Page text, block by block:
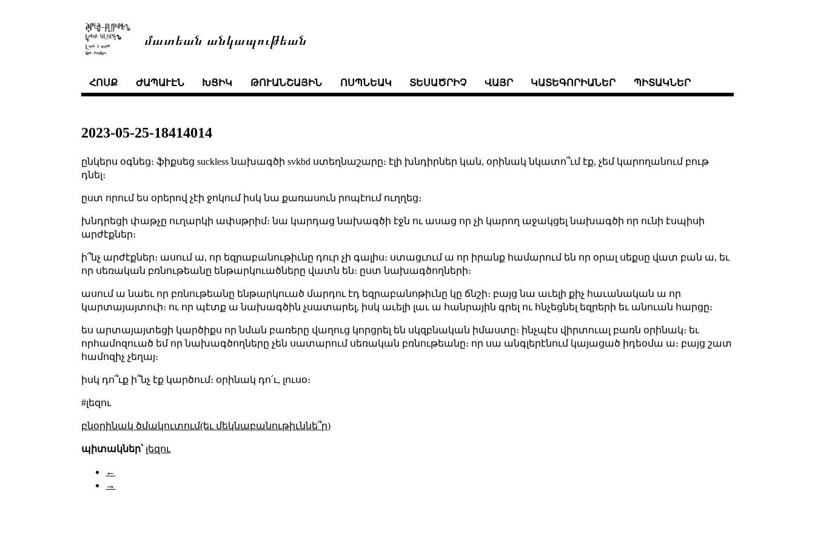
մատեան անկապութեան
ՀՈՍՔ ԺԱՊԱՒԷՆ ԽՑԻԿ ԹՈՒԱՆՇԱՅԻՆ ՈՍՊՆԵԱԿ ՏԵՍԱԾՐԻՉ ՎԱՅՐ ԿԱՏԵԳՈՐԻԱՆԵՐ ՊԻՏԱԿՆԵՐ
2023-05-25-18414014
ընկերս օգնեց։ ֆիքսեց suckless նախագծի svkbd ստեղնաշարը։ էլի խնդիրներ կան, օրինակ նկատո՞ւմ էք, չեմ կարողանում բութ
դնել։
ըստ որում ես օրերով չէի ջոկում իսկ նա քառասուն րոպէում ուղղեց։
խնդրեցի փաթչը ուղարկի ափսթրիմ։ նա կարդաց նախագծի էջն ու ասաց որ չի կարող աջակցել նախագծի որ ունի էսպիսի
արժէքներ։
ի՞նչ արժէքներ։ ասում ա, որ եզրաբանութիւնը դուր չի գալիս։ ստացւում ա որ իրանք համարում են որ օրալ սեքսը վատ բան ա, եւ
որ սեռական բռնութեանը ենթարկուածները վատն են։ ըստ նախագծողների։
ասում ա նաեւ որ բռնութեանը ենթարկուած մարդու էդ եզրաբանոթիւնը կը ճնշի։ բայց նա աւելի քիչ հաւանական ա որ
կարտայայտուի։ ու որ պէտք ա նախագծին չսատարել, իսկ աւելի լաւ ա հանրային գրել ու հնչեցնել եզրերի եւ անուան հարցը։
ես արտայայտեցի կարծիքս որ նման բառերը վաղուց կորցրել են սկզբնական իմաստը։ ինչպէս վիրտուալ բառն օրինակ։ եւ
որհամոզուած եմ որ նախագծողները չեն սատարում սեռական բռնութեանը։ որ սա անգլերէնում կայացած իդեօմա ա։ բայց շատ
համոզիչ չեղայ։
իսկ դո՞ւք ի՞նչ էք կարծում։ օրինակ դո՛ւ, լուսօ։
#լեզու
բնօրինակ ծմակուտում(եւ մեկնաբանութիւննե՞ր)
պիտակներ՝ լեզու
←
→